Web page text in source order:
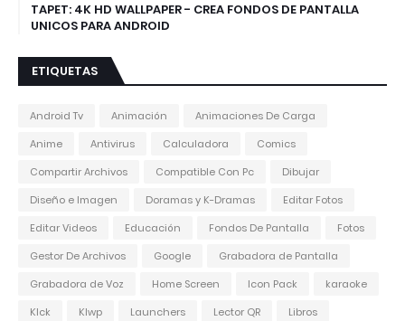
TAPET: 4K HD WALLPAPER - CREA FONDOS DE PANTALLA
UNICOS PARA ANDROID
ETIQUETAS
Android Tv Animación
Animaciones De Carga
Anime
Antivirus Calculadora
Comics
Compartir Archivos
Compatible Con Pc
Dibujar
Diseño e Imagen
Doramas y K-Dramas
Editar Fotos
Editar Videos
Educación Fondos De Pantalla
Fotos
Gestor De Archivos
Google
Grabadora de Pantalla
Grabadora de Voz
Home Screen Icon Pack
karaoke
Klck
Klwp Launchers Lector QR
Libros